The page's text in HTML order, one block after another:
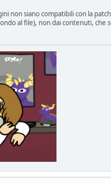
non siano compatibili con la
al file), non dai contenuti, che